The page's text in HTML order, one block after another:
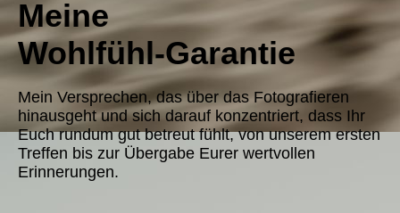
Meine
Wohlfühl-Garantie
Mein Versprechen, das über das Fotografieren
hinausgeht und sich darauf konzentriert, dass Ihr
Euch rundum gut betreut fühlt, von unserem ersten
Treffen bis zur Übergabe Eurer wertvollen
Erinnerungen.